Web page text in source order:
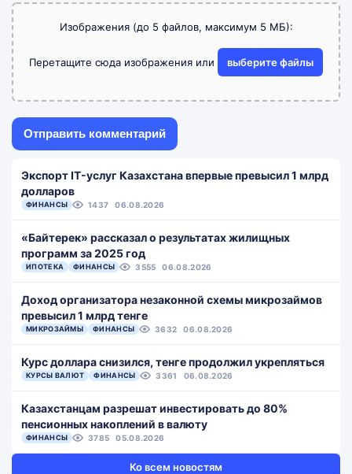
Изображения (до 5 файлов, максимум 5 МБ):
Перетащите сюда изображения или выберите файлы
Экспорт IT-услуг Казахстана впервые превысил 1 млрд
долларов
ФИНАНСЫ 1437 06.08.2026
«Байтерек» рассказал о результатах жилищных
программ за 2025 год
ИПОТЕКА ФИНАНСЫ 3555 06.08.2026
Доход организатора незаконной схемы микрозаймов
превысил 1 млрд тенге
МИКРОЗАЙМЫ ФИНАНСЫ 3632 06.08.2026
Курс доллара снизился, тенге продолжил укрепляться
КУРСЫ ВАЛЮТ ФИНАНСЫ 3361 06.08.2026
Казахстанцам разрешат инвестировать до 80%
пенсионных накоплений в валюту
ФИНАНСЫ 3785 05.08.2026
Ко всем новостям